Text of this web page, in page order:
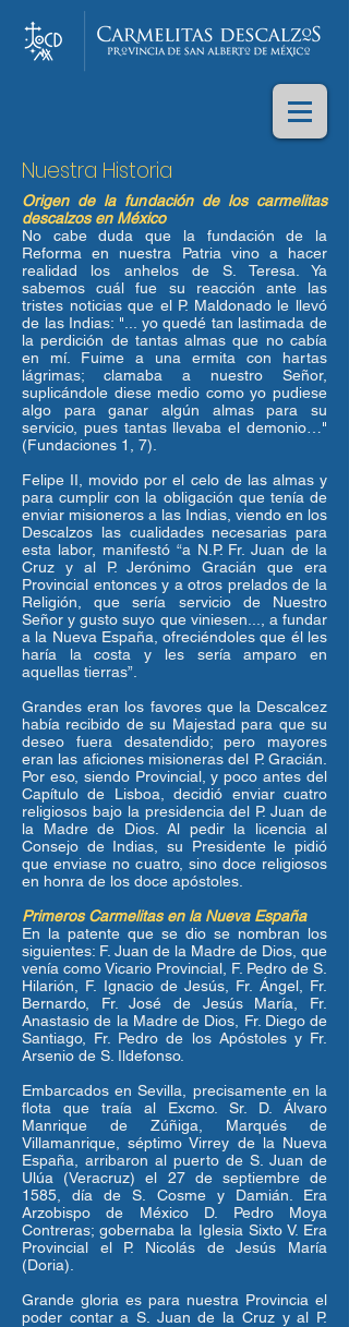
Nuestra Historia
Origen de la fundación de los carmelitas
descalzos en México
No cabe duda que la fundación de la
Reforma en nuestra Patria vino a hacer
realidad los anhelos de S. Teresa. Ya
sabemos cuál fue su reacción ante las
tristes noticias que el P. Maldonado le llevó
de las Indias: "... yo quedé tan lastimada de
la perdición de tantas almas que no cabía
en mí. Fuime a una ermita con hartas
lágrimas; clamaba a nuestro Señor,
suplicándole diese medio como yo pudiese
algo para ganar algún almas para su
servicio, pues tantas llevaba el demonio…"
(Fundaciones 1, 7).
Felipe II, movido por el celo de las almas y
para cumplir con la obligación que tenía de
enviar misioneros a las Indias, viendo en los
Descalzos las cualidades necesarias para
esta labor, manifestó “a N.P. Fr. Juan de la
Cruz y al P. Jerónimo Gracián que era
Provincial entonces y a otros prelados de la
Religión, que sería servicio de Nuestro
Señor y gusto suyo que viniesen..., a fundar
a la Nueva España, ofreciéndoles que él les
haría la costa y les sería amparo en
aquellas tierras”.
Grandes eran los favores que la Descalcez
había recibido de su Majestad para que su
deseo fuera desatendido; pero mayores
eran las aficiones misioneras del P. Gracián.
Por eso, siendo Provincial, y poco antes del
Capítulo de Lisboa, decidió enviar cuatro
religiosos bajo la presidencia del P. Juan de
la Madre de Dios. Al pedir la licencia al
Consejo de Indias, su Presidente le pidió
que enviase no cuatro, sino doce religiosos
en honra de los doce apóstoles.
Primeros Carmelitas en la Nueva España
En la patente que se dio se nombran los
siguientes: F. Juan de la Madre de Dios, que
venía como Vicario Provincial, F. Pedro de S.
Hilarión, F. Ignacio de Jesús, Fr. Ángel, Fr.
Bernardo, Fr. José de Jesús María, Fr.
Anastasio de la Madre de Dios, Fr. Diego de
Santiago, Fr. Pedro de los Apóstoles y Fr.
Arsenio de S. Ildefonso.
Embarcados en Sevilla, precisamente en la
flota que traía al Excmo. Sr. D. Álvaro
Manrique de Zúñiga, Marqués de
Villamanrique, séptimo Virrey de la Nueva
España, arribaron al puerto de S. Juan de
Ulúa (Veracruz) el 27 de septiembre de
1585, día de S. Cosme y Damián. Era
Arzobispo de México D. Pedro Moya
Contreras; gobernaba la Iglesia Sixto V. Era
Provincial el P. Nicolás de Jesús María
(Doria).
Grande gloria es para nuestra Provincia el
poder contar a S. Juan de la Cruz y al P.